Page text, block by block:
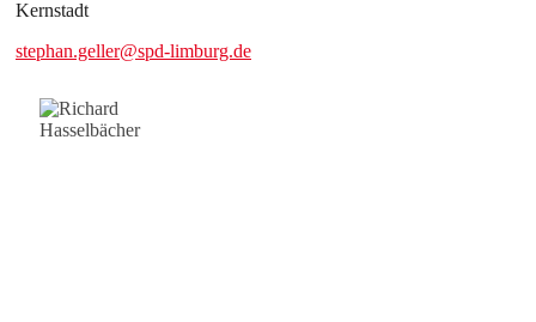
Kernstadt
stephan.geller@spd-limburg.de